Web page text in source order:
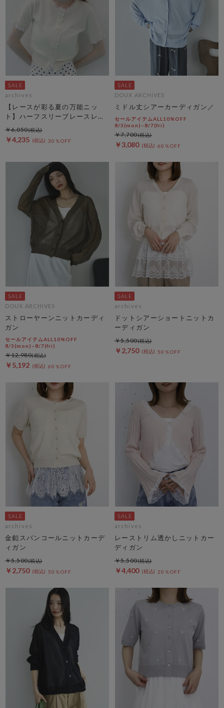
archives
【レースが彩る夏の万能ニッ
ト】ハーフスリーブレースレイ
ヤードニットカーディガン
￥4,235 30％OFF
￥6,050
DOUX ARCHIVES
ミドル丈シアーカーディガン／
セールアイテムALL10%OFF
8/3(mon)~8/7(fri)
￥3,080 60％OFF
￥7,700
DOUX ARCHIVES
ストローヤーンニットカーディ
ガン
セールアイテムALL10%OFF
8/3(mon)~8/7(fri)
￥5,192 60％OFF
￥12,980
archives
ドットシアーショートニットカ
ーディガン
￥2,750 50％OFF
￥5,500
archives
金釦スパンコールニットカーデ
ィガン
￥2,750 50％OFF
￥5,500
archives
レーストリム透かしニットカー
ディガン
￥4,400 20％OFF
￥5,500